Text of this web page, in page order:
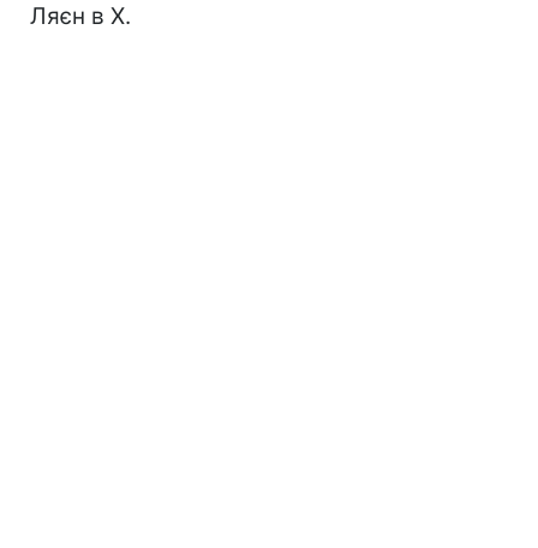
Ляєн в Х.